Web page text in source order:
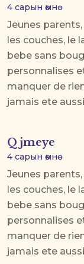
4 сарын өмнө
Jeunes
les couches, le
bebe sans
personnalises
manquer de
jamais ete
Qjmeye
4 сарын өмнө
Jeunes
les couches, le
bebe sans
personnalises
manquer de
jamais ete